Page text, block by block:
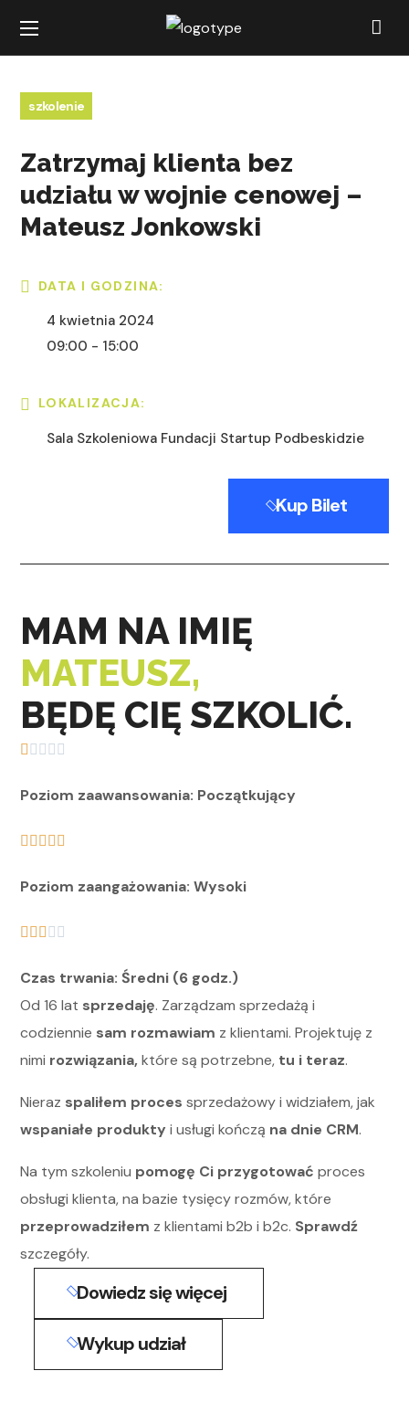
szkolenie
Zatrzymaj klienta bez
udziału w wojnie cenowej –
Mateusz Jonkowski
DATA I GODZINA:
4 kwietnia 2024
09:00 - 15:00
LOKALIZACJA:
Sala Szkoleniowa Fundacji Startup Podbeskidzie
Kup Bilet
MAM NA IMIĘ
MATEUSZ,
BĘDĘ CIĘ SZKOLIĆ.
Poziom zaawansowania: Początkujący
Poziom zaangażowania: Wysoki
Czas trwania: Średni (6 godz.)
Od 16 lat sprzedaję. Zarządzam sprzedażą i
codziennie sam rozmawiam z klientami. Projektuję z
nimi rozwiązania,które są potrzebne, tu i teraz.
Nieraz spaliłem proces sprzedażowy i widziałem, jak
wspaniałe produktyi usługi kończą na dnie CRM.
Na tym szkoleniu pomogę Ci przygotować proces
obsługi klienta, na bazie tysięcy rozmów, które
przeprowadziłem z klientami b2b i b2c. Sprawdź
szczegóły.
Dowiedz się więcej
Wykup udział